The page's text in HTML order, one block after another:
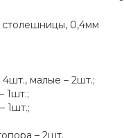
0,4мм
малые – 2шт.;
1шт.;
1шт.;